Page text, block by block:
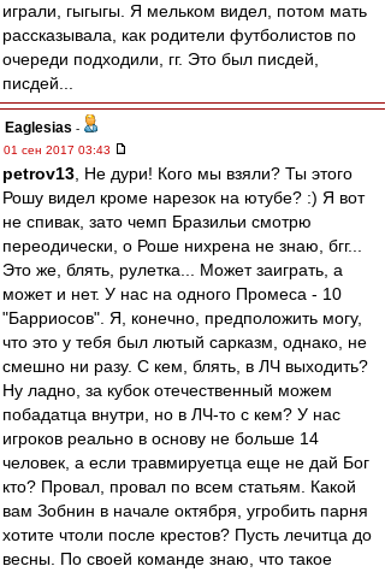
играли, гыгыгы. Я мельком видел, потом мать
рассказывала, как родители футболистов по
очереди подходили, гг. Это был писдей,
писдей...
Eaglesias -
01 сен 2017 03:43
petrov13 , Не дури! Кого мы взяли? Ты этого
Рошу видел кроме нарезок на ютубе? :) Я вот
не спивак, зато чемп Бразильи смотрю
переодически, о Роше нихрена не знаю, бгг...
Это же, блять, рулетка... Может заиграть, а
может и нет. У нас на одного Промеса - 10
"Барриосов". Я, конечно, предположить могу,
что это у тебя был лютый сарказм, однако, не
смешно ни разу. С кем, блять, в ЛЧ выходить?
Ну ладно, за кубок отечественный можем
побадатца внутри, но в ЛЧ-то с кем? У нас
игроков реально в основу не больше 14
человек, а если травмируетца еще не дай Бог
кто? Провал, провал по всем статьям. Какой
вам Зобнин в начале октября, угробить парня
хотите чтоли после крестов? Пусть лечитца до
весны. По своей команде знаю, что такое